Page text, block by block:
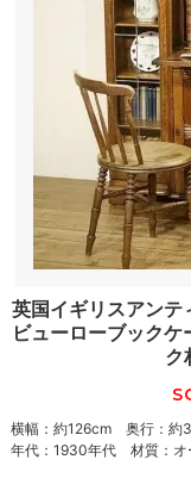
英国イギリスアンテ
ビューローブック
ク
横幅：約126cm 奥行：約
年代：1930年代 材質：オ